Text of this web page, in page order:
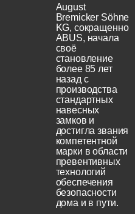
August
Bremicker Söhne
KG, сокращенно
ABUS, начала
своё
становление
более 85 лет
назад с
производства
стандартных
навесных
замков и
достигла звания
компетентной
марки в области
превентивных
технологий
обеспечения
безопасности
дома и в пути.